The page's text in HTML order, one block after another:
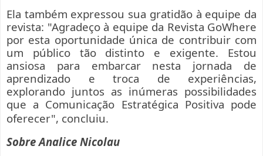
Ela também expressou sua gratidão à equipe da
revista: "Agradeço à equipe da Revista GoWhere
por esta oportunidade única de contribuir com
um público tão distinto e exigente. Estou
ansiosa para embarcar nesta jornada de
aprendizado e troca de experiências,
explorando juntos as inúmeras possibilidades
que a Comunicação Estratégica Positiva pode
oferecer", concluiu.
Sobre Analice Nicolau